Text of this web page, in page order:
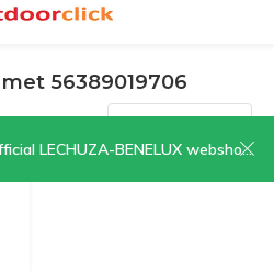
BENELUX webshop | CLICK HERE NOW!
56389019706
Sorteren op: